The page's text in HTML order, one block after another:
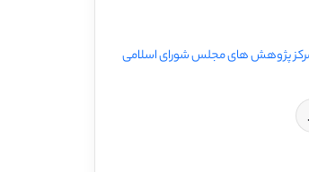
پژوهش های مجلس شورای اسلامی